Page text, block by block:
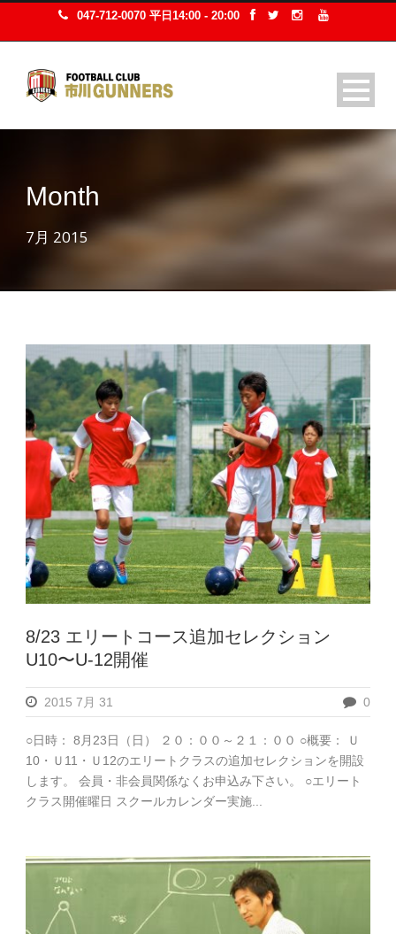
047-712-0070 平日14:00 - 20:00
Month
7月 2015
8/23 エリートコース追加セレクション
U10〜U-12開催
2015 7月 31 0
○日時： 8月23日（日） ２０：００～２１：００ ○概要： Ｕ
10・Ｕ11・Ｕ12のエリートクラスの追加セレクションを開設
します。 会員・非会員関係なくお申込み下さい。 ○エリート
クラス開催曜日 スクールカレンダー実施...